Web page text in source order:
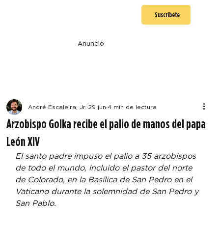
Suscríbete
Anuncio
Arzobispo Golka recibe el palio de manos del papa
León XIV
André Escaleira, Jr. 29 jun 4 min de lectura
El santo padre impuso el palio a 35 arzobispos
de todo el mundo, incluido el pastor del norte
de Colorado, en la Basílica de San Pedro en el
Vaticano durante la solemnidad de San Pedro y
San Pablo.